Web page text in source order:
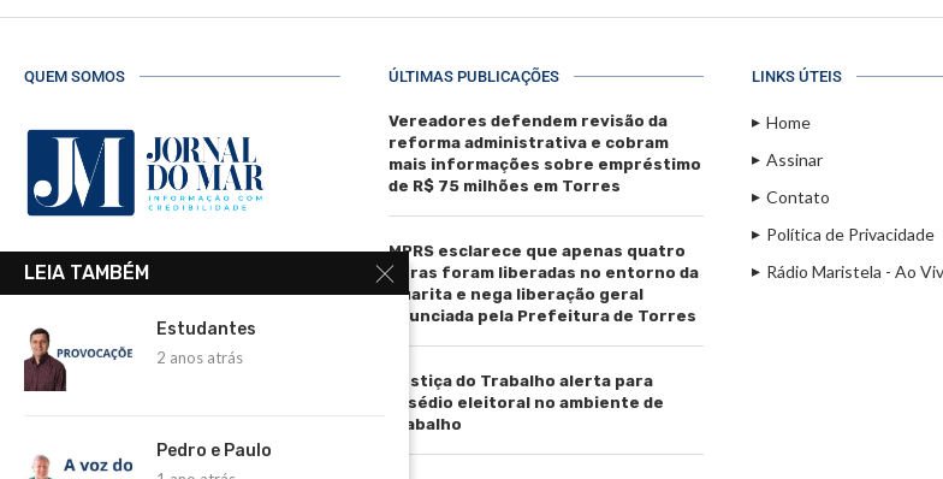
QUEM SOMOS
R. Manoel de Matos Pereira, 40 -
Telefone: (51) 3664-4188
Email:
comercial@jornaldomar.combr
imprensa@jornaldomar.combr
ÚLTIMAS PUBLICAÇÕES
Vereadores defendem revisão da
reforma administrativa e cobram
mais informações sobre empréstimo
de R$ 75 milhões em Torres
MPRS esclarece que apenas quatro
obras foram liberadas no entorno da
Guarita e nega liberação geral
anunciada pela Prefeitura de Torres
Justiça do Trabalho alerta para
assédio eleitoral no ambiente de
trabalho
LINKS ÚTEIS
Home
Assinar
Contato
Política de Privacidade
Rádio Maristela - Ao
LEIA TAMBÉM
Estudantes
2 anos atrás
Pedro e Paulo